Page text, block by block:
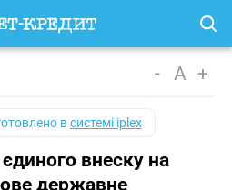
- A +
всистемі iplex
внеску на
державне